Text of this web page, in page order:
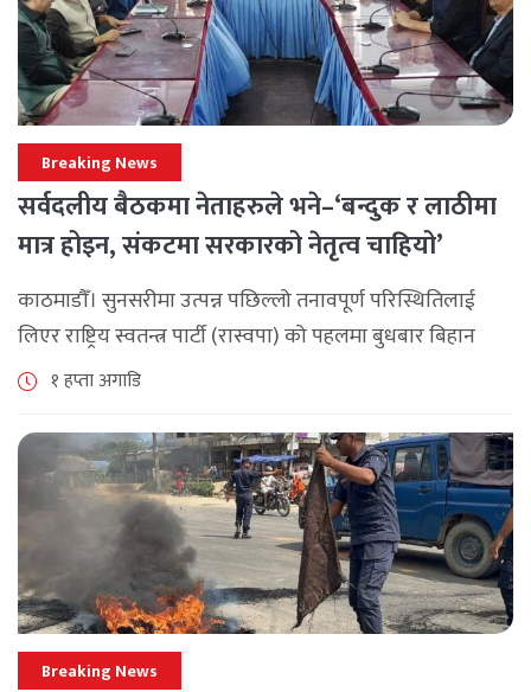
Breaking News
सर्वदलीय बैठकमा नेताहरुले भने–‘बन्दुक र लाठीमा
मात्र होइन, संकटमा सरकारको नेतृत्व चाहियो’
काठमाडौँ। सुनसरीमा उत्पन्न पछिल्लो तनावपूर्ण परिस्थितिलाई
लिएर राष्ट्रिय स्वतन्त्र पार्टी (रास्वपा) को पहलमा बुधबार बिहान
सिंहदरबारमा सर्वदलीय बैठक जारी छ। रास्वपाका सभापति रवि
१ हप्ता अगाडि
Breaking News